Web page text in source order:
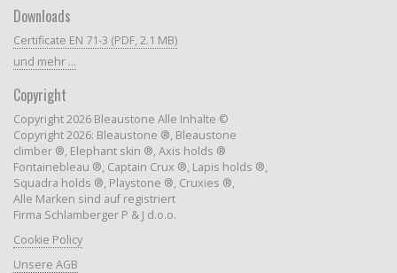
Downloads
Certificate EN 71-3 (PDF, 2.1 MB)
und mehr ...
Copyright
Copyright 2026 Bleaustone Alle Inhalte ©
Copyright 2026: Bleaustone ®, Bleaustone
climber ®, Elephant skin ®, Axis holds ®
Fontainebleau ®, Captain Crux ®, Lapis holds ®,
Squadra holds ®, Playstone ®, Cruxies ®,
Alle Marken sind auf registriert
Firma Schlamberger P & J d.o.o.
Cookie Policy
Unsere AGB